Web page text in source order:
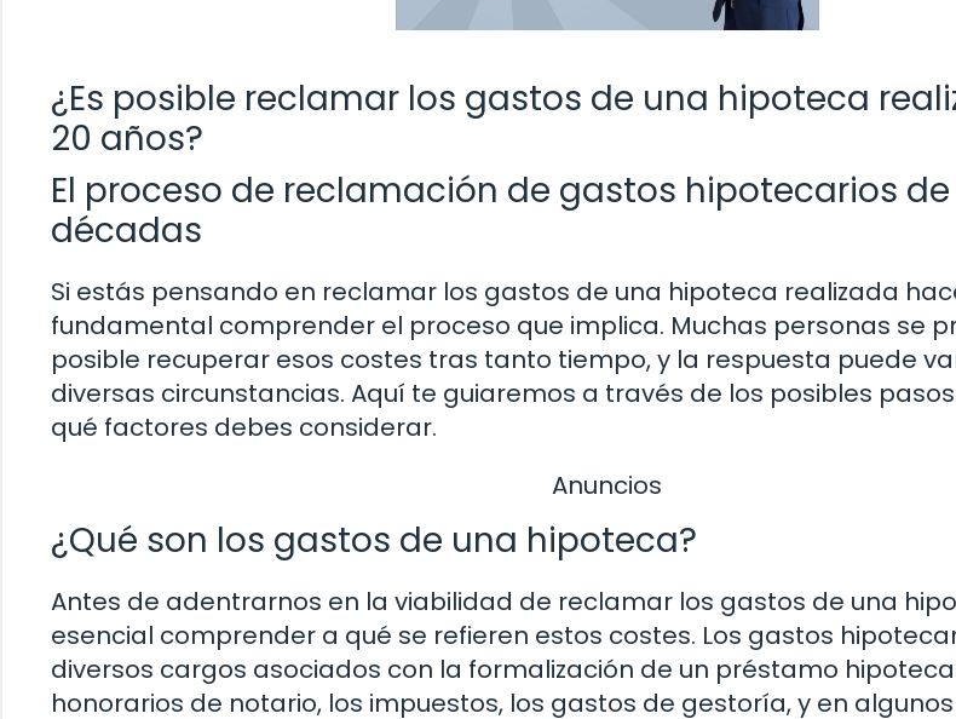
¿Es posible reclamar los gastos de una hipoteca
20 años?
El proceso de reclamación de gastos hipotecarios
décadas
Si estás pensando en reclamar los gastos de una hipoteca realizada
fundamental comprender el proceso que implica. Muchas personas se
posible recuperar esos costes tras tanto tiempo, y la respuesta puede
diversas circunstancias. Aquí te guiaremos a través de los posibles
qué factores debes considerar.
Anuncios
¿Qué son los gastos de una hipoteca?
Antes de adentrarnos en la viabilidad de reclamar los gastos de una
esencial comprender a qué se refieren estos costes. Los gastos
diversos cargos asociados con la formalización de un préstamo
honorarios de notario, los impuestos, los gastos de gestoría, y en